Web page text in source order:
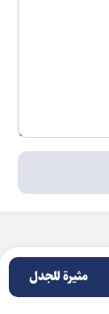
مثيرة للجدل